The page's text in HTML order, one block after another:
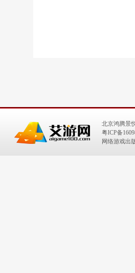
北京鸿腾景
粤ICP备
网络游戏出